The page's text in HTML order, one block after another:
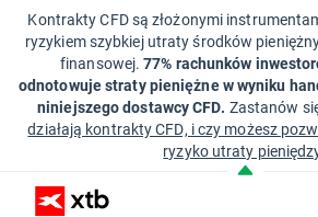
Kontrakty CFD są złożonymi
ryzykiem szybkiej utraty środków
finansowej.77% rachunków
odnotowuje straty pieniężne w wyniku
niniejszego dostawcy CFD. Zastanów
działają kontrakty CFD, i czy możesz
ryzyko utraty